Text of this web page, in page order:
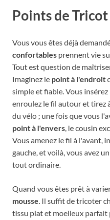
Points de Tricot
Vous vous êtes déjà
confortables prennent vie
Tout est question de
Imaginez le point à l'endroit
simple et fiable. Vous
enroulez le fil autour et tirez
du vélo ; une fois que vous
point à l'envers, le cousin
Vous amenez le fil à l'avant,
gauche, et voilà, vous avez
tout ordinaire.
Quand vous êtes prêt à
mousse. Il suffit de tricoter
tissu plat et moelleux parfait